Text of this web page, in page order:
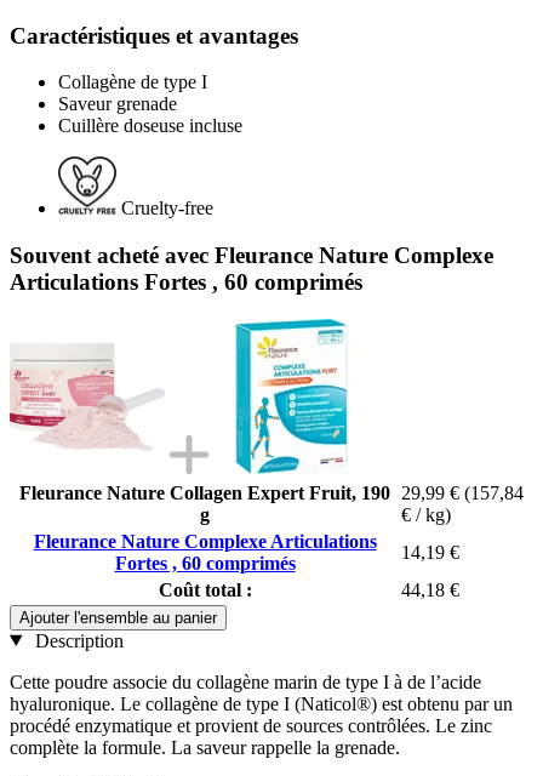
Caractéristiques et avantages
Collagène de type I
Saveur grenade
Cuillère doseuse incluse
Cruelty-free
Souvent acheté avec Fleurance Nature Complexe
Articulations Fortes , 60 comprimés
Fleurance Nature Collagen Expert Fruit, 190
g
29,99 € (157,84
€ / kg)
Fleurance Nature Complexe Articulations
Fortes , 60 comprimés
14,19 €
Coût total :
44,18 €
Ajouter l'ensemble au panier
Description
Cette poudre associe du collagène marin de type I à de l’acide
hyaluronique. Le collagène de type I (Naticol®) est obtenu par un
procédé enzymatique et provient de sources contrôlées. Le zinc
complète la formule. La saveur rappelle la grenade.